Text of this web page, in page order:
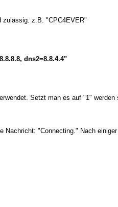
zulässig. z.B. "CPC4EVER"
dns2=8.8.4.4"
Setzt man es auf "1" werden
"Connecting." Nach